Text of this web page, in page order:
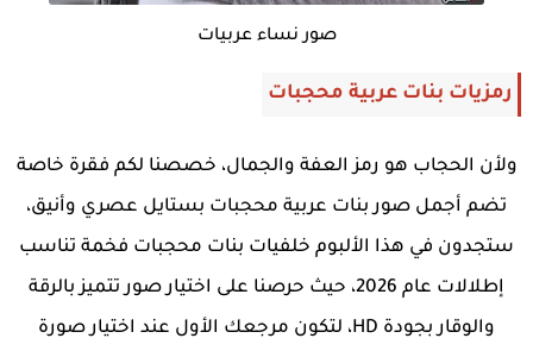
صور نساء عربيات
رمزيات بنات عربية محجبات
ولأن الحجاب هو رمز العفة والجمال، خصصنا لكم فقرة خاصة
تضم أجمل صور بنات عربية محجبات بستايل عصري وأنيق،
ستجدون في هذا الألبوم خلفيات بنات محجبات فخمة تناسب
إطلالات عام 2026، حيث حرصنا على اختيار صور تتميز بالرقة
والوقار بجودة HD، لتكون مرجعك الأول عند اختيار صورة